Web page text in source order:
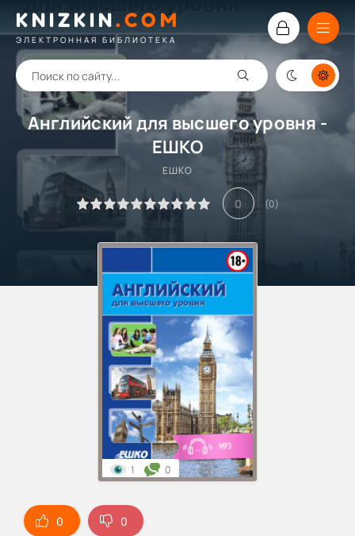
KNIZKIN.COM
ЭЛЕКТРОННАЯ БИБЛИОТЕКА
Английский для высшего уровня -
ЕШКО
ЕШКО
0 (0)
0
0
1 0